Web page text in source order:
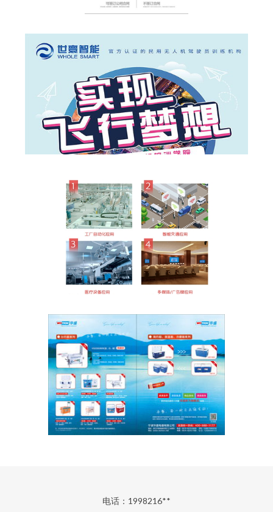
电话：1998216**